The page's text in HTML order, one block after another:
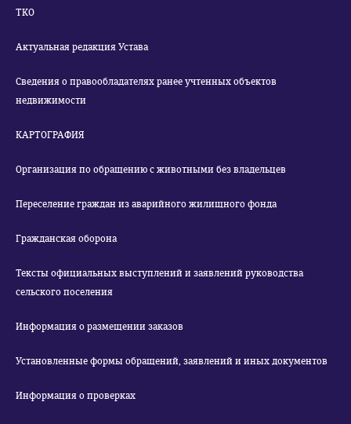
ТКО
Актуальная редакция Устава
Сведения о правообладателях ранее учтенных объектов
недвижимости
КАРТОГРАФИЯ
Организация по обращению с животными без владельцев
Переселение граждан из аварийного жилищного фонда
Гражданская оборона
Тексты официальных выступлений и заявлений руководства
сельского поселения
Информация о размещении заказов
Установленные формы обращений, заявлений и иных документов
Информация о проверках